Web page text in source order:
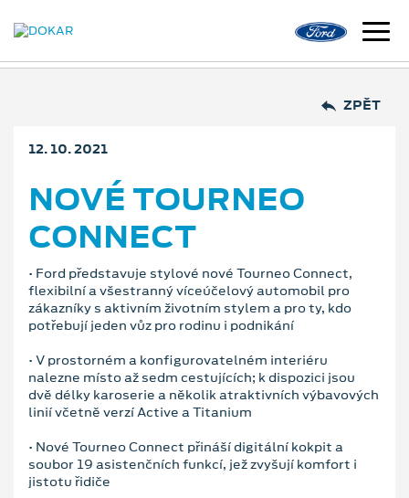
ZPĚT
12. 10. 2021
NOVÉ TOURNEO
CONNECT
• Ford představuje stylové nové Tourneo Connect,
flexibilní a všestranný víceúčelový automobil pro
zákazníky s aktivním životním stylem a pro ty, kdo
potřebují jeden vůz pro rodinu i podnikání
• V prostorném a konfigurovatelném interiéru
nalezne místo až sedm cestujících; k dispozici jsou
dvě délky karoserie a několik atraktivních výbavových
linií včetně verzí Active a Titanium
• Nové Tourneo Connect přináší digitální kokpit a
soubor 19 asistenčních funkcí, jež zvyšují komfort i
jistotu řidiče